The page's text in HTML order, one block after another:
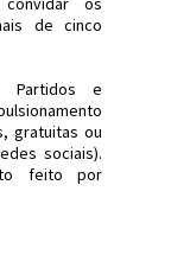
de cinco
Partidos e
gratuitas ou
sociais).
feito por